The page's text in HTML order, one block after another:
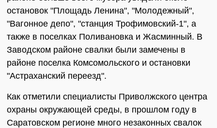
остановок "Площадь Ленина", "Молодежный",
"Вагонное депо", "станция Трофимовский-1", а
также в поселках Поливановка и Жасминный. В
Заводском районе свалки были замечены в
районе поселка Комсомольского и остановки
"Астраханский переезд".
Как отметили специалисты Приволжского центра
охраны окружающей среды, в прошлом году в
Саратовском регионе много незаконных свалок